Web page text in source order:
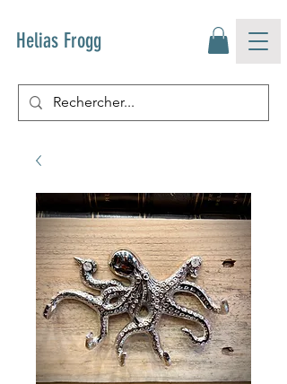
Helias Frogg